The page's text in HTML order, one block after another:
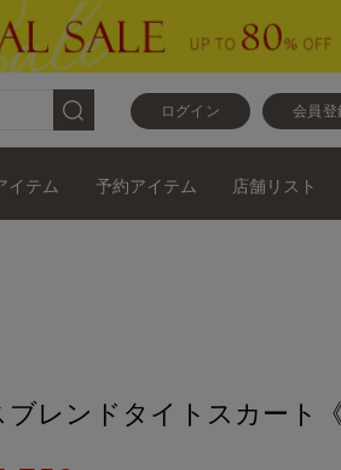
ログイン 会員登
イテム 予約アイテム 店舗リスト
レンドタイトスカート《